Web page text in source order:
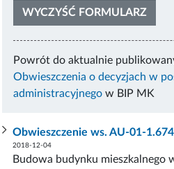
WYCZYŚĆ FORMULARZ
Powrót do aktualnie
Obwieszczenia o decyzjach w
administracyjnego w BIP MK
Obwieszczenie ws. AU-01-
2018-12-04
Budowa budynku mieszkalnego